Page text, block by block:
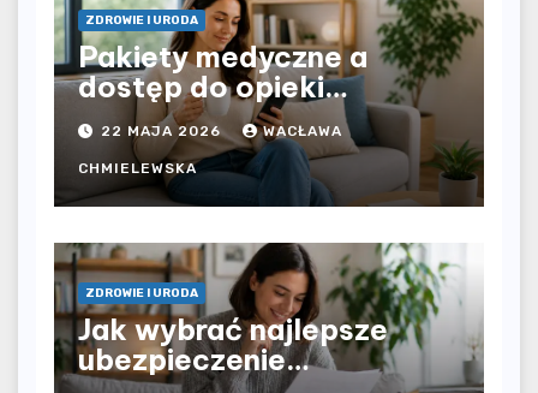
ZDROWIE I URODA
Pakiety medyczne a
dostęp do opieki
zdrowotnej bez
ograniczeń czasowych –
czy prywatna opieka daje
większą swobodę?
22 MAJA 2026 WACŁAWA
CHMIELEWSKA
ZDROWIE I URODA
Jak wybrać najlepsze
ubezpieczenie